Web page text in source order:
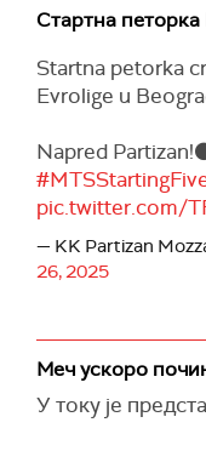
Стартна
Startna petorka
Evrolige u
Napred
pic.twitter.com/
— KK Partizan
26, 2025
Меч ускоро
У току је